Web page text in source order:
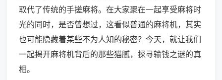
取代了传统的手搓麻将。在大家聚在一起享受麻将时
光的同时，是否曾想过，这看似普通的麻将机，其实
也可能隐藏着某些不为人知的秘密？今天，就让我们
一起揭开麻将机背后的那些猫腻，探寻输钱之谜的真
相。